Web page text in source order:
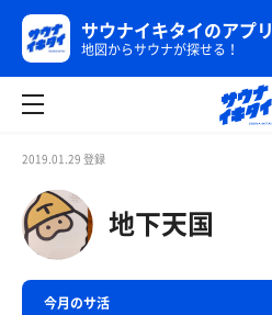
サウナイキタイのアプリ
地図からサウナが探せる！
2019.01.29 登録
地下天国
今月のサ活